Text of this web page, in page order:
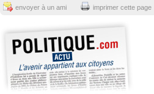
envoyer à un ami imprimer cette page